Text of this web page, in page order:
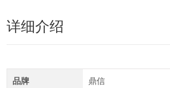
详细介绍
品牌 鼎信